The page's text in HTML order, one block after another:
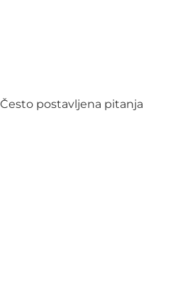
Često postavljena pitanja